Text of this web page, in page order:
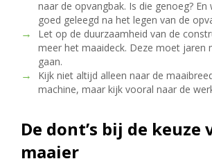
naar de opvangbak. Is die genoeg?
goed geleegd na het legen van de
Let op de duurzaamheid van de
meer het maaideck. Deze moet jaren
gaan.
Kijk niet altijd alleen naar de
machine, maar kijk vooral naar de
De dont’s bij de keuze
maaier